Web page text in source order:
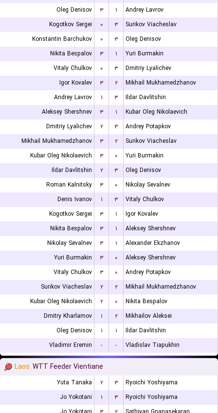
Oleg Denisov ۳ ۱
Andrey Lavrov
Kogotkov Sergei
۰ ۳
Surikov Viacheslav
Konstantin Barchukov
۰ ۳
Oleg Denisov
Nikita Bespalov
۳ ۱
Yuri Burmakin
Vitaly Chulkov
۰ ۳
Dmitriy Lyalichev
Igor Kovalev
۳ ۲
Mikhail Mukhamedzhanov
Andrey Lavrov
۱ ۳
Ildar Davlitshin
Aleksey Shershnev
۳ ۱
Kubar Oleg Nikolaevich
Dmitriy Lyalichev
۲ ۳
Andrey Potapkov
Mikhail Mukhamedzhanov
۳ ۲
Surikov Viacheslav
Kubar Oleg Nikolaevich
۳ ۰
Yuri Burmakin
Ildar Davlitshin
۲ ۳
Oleg Denisov
Roman Kalnitsky
۳ ۰
Nikolay Sevalnev
Denis Ivanov
۱ ۳
Vitaly Chulkov
Kogotkov Sergei
۳ ۱
Igor Kovalev
Nikita Bespalov
۳ ۱
Aleksey Shershnev
Nikolay Sevalnev
۳ ۱
Alexander Ekzhanov
Yuri Burmakin
۳ ۰
Aleksey Shershnev
Vitaly Chulkov
۳ ۰
Andrey Potapkov
Surikov Viacheslav
۲ ۲
Mikhail Mukhamedzhanov
Kubar Oleg Nikolaevich
۲ ۰
Nikita Bespalov
Dmitry Kharlamov
۱ ۲
Mikhailov Aleksei
Oleg Denisov
۱ ۱
Ildar Davlitshin
Vladimir Eremin
- - Vladislav Tiapukhin
Laos WTT Feeder Vientiane
Yuta Tanaka ۲ ۳
Ryoichi Yoshiyama
Jo Yokotani
۱ ۳
Ryoichi Yoshiyama